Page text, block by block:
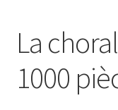
La
1000